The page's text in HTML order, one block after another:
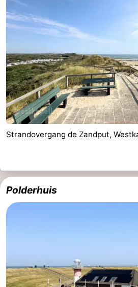
Strandovergang de Zandput,
Polderhuis